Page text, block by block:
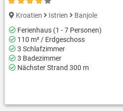
Kroatien Istrien
Banjole
Ferienhaus (1 - 7 Personen)
110 m² / Erdgeschoss
3 Schlafzimmer
3 Badezimmer
Nächster Strand 300 m